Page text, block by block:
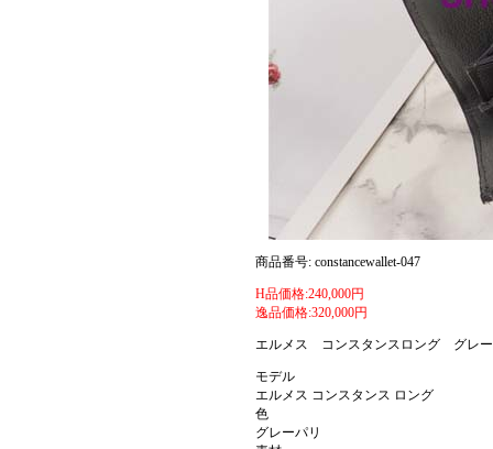
商品番号: constancewallet-047
H品価格:240,000円
逸品価格:320,000円
エルメス コンスタンスロング グレ
モデル
エルメス コンスタンス ロング
色
グレーパリ